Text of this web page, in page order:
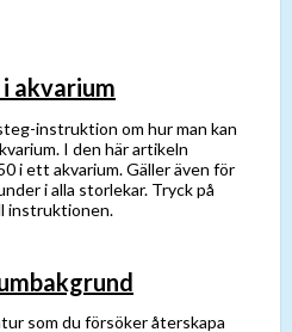
akvarium
instruktion om hur man kan
I den här artikeln
i ett akvarium. Gäller även för
i alla storlekar. Tryck på
instruktionen.
som du försöker återskapa